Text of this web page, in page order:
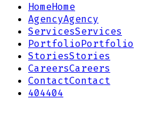
HomeHome
AgencyAgency
ServicesServices
PortfolioPortfolio
StoriesStories
CareersCareers
ContactContact
404404